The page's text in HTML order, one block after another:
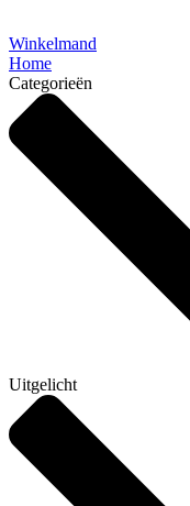
Winkelmand
Home
Categorieën
Uitgelicht